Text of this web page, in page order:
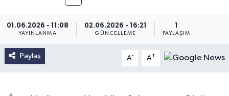
01.06.2026 - 11:08
YAYINLANMA
02.06.2026 - 16:21
GÜNCELLEME
1
PAYLAŞIM
Paylaş A- A+